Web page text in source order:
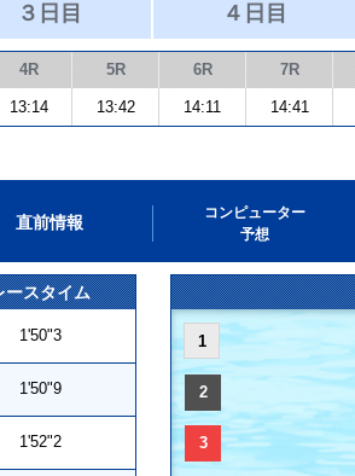
３日目 ４日目
4R 5R 6R 7R
13:14 13:42 14:11 14:41
直前情報
コンピューター
予想
ースタイム
1'50"3
1'50"9
1'52"2
1
2
3